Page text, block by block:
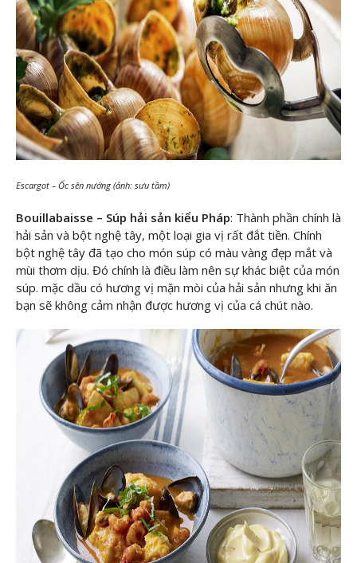
Escargot – Ốc sên nướng (ảnh: sưu tầm)
Bouillabaisse – Súp hải sản kiểu Pháp: Thành phần chính là
hải sản và bột nghệ tây, một loại gia vị rất đắt tiền. Chính
bột nghệ tây đã tạo cho món súp có màu vàng đẹp mắt và
mùi thơm dịu. Đó chính là điều làm nên sự khác biệt của món
súp. mặc dầu có hương vị mặn mòi của hải sản nhưng khi ăn
bạn sẽ không cảm nhận được hương vị của cá chút nào.